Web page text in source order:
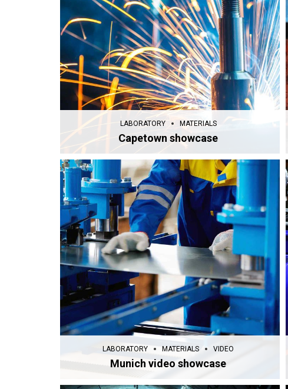
LABORATORY MATERIALS
Capetown showcase
LABORATORY MATERIALS
Capetown showcase
LABORATORY MATERIALS VIDEO
Munich video showcase
LABORATORY MATERIALS VIDEO
Munich video showcase